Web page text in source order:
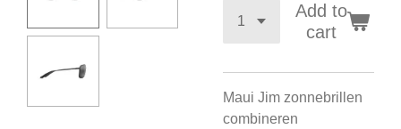
Add to
cart
Maui Jim zonnebrillen
combineren